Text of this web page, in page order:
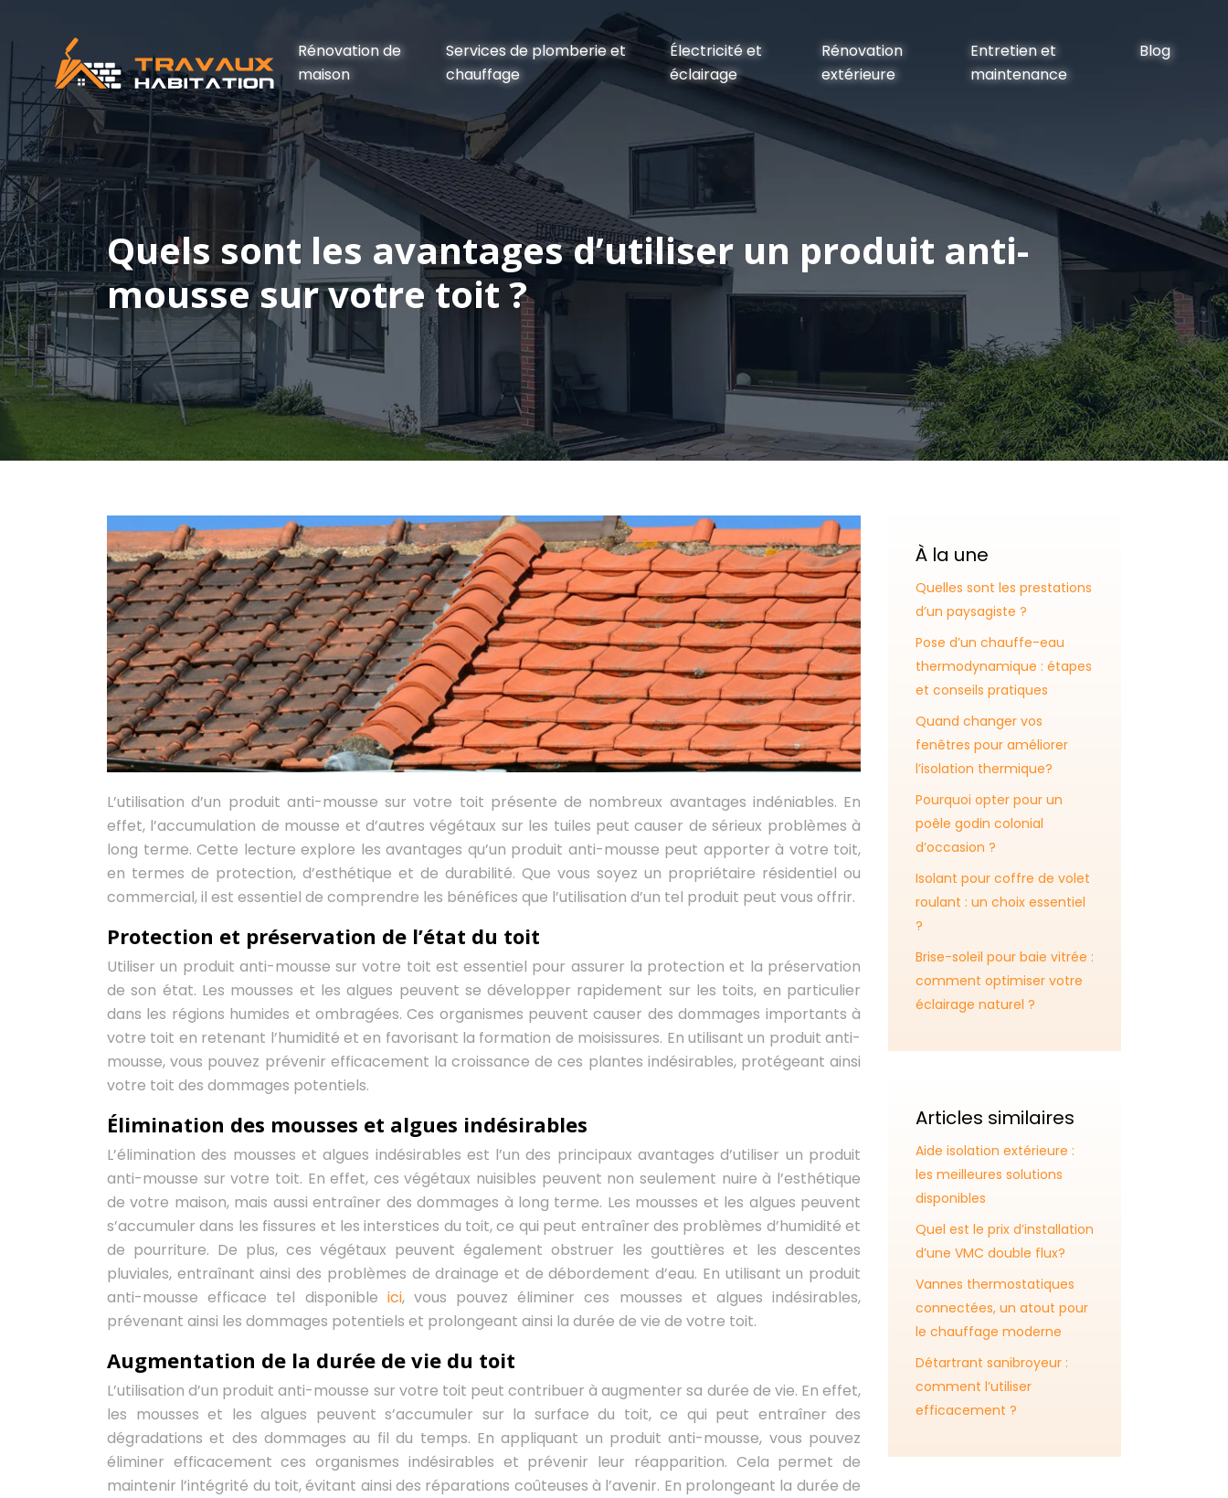
Rénovation de
maison
Services de plomberie et
chauffage
Électricité et
éclairage
Rénovation
extérieure
Entretien et
maintenance
Blog
Quels sont les avantages d’utiliser un produit anti-
mousse sur votre toit ?
L’utilisation d’un produit anti-mousse sur votre toit présente de nombreux avantages indéniables. En
effet, l’accumulation de mousse et d’autres végétaux sur les tuiles peut causer de sérieux problèmes à
long terme. Cette lecture explore les avantages qu’un produit anti-mousse peut apporter à votre toit,
en termes de protection, d’esthétique et de durabilité. Que vous soyez un propriétaire résidentiel ou
commercial, il est essentiel de comprendre les bénéfices que l’utilisation d’un tel produit peut vous offrir.
Protection et préservation de l’état du toit
Utiliser un produit anti-mousse sur votre toit est essentiel pour assurer la protection et la préservation
de son état. Les mousses et les algues peuvent se développer rapidement sur les toits, en particulier
dans les régions humides et ombragées. Ces organismes peuvent causer des dommages importants à
votre toit en retenant l’humidité et en favorisant la formation de moisissures. En utilisant un produit anti-
mousse, vous pouvez prévenir efficacement la croissance de ces plantes indésirables, protégeant ainsi
votre toit des dommages potentiels.
Élimination des mousses et algues indésirables
L’élimination des mousses et algues indésirables est l’un des principaux avantages d’utiliser un produit
anti-mousse sur votre toit. En effet, ces végétaux nuisibles peuvent non seulement nuire à l’esthétique
de votre maison, mais aussi entraîner des dommages à long terme. Les mousses et les algues peuvent
s’accumuler dans les fissures et les interstices du toit, ce qui peut entraîner des problèmes d’humidité et
de pourriture. De plus, ces végétaux peuvent également obstruer les gouttières et les descentes
pluviales, entraînant ainsi des problèmes de drainage et de débordement d’eau. En utilisant un produit
anti-mousse efficace tel disponible ici, vous pouvez éliminer ces mousses et algues indésirables,
prévenant ainsi les dommages potentiels et prolongeant ainsi la durée de vie de votre toit.
Augmentation de la durée de vie du toit
L’utilisation d’un produit anti-mousse sur votre toit peut contribuer à augmenter sa durée de vie. En effet,
les mousses et les algues peuvent s’accumuler sur la surface du toit, ce qui peut entraîner des
dégradations et des dommages au fil du temps. En appliquant un produit anti-mousse, vous pouvez
éliminer efficacement ces organismes indésirables et prévenir leur réapparition. Cela permet de
maintenir l’intégrité du toit, évitant ainsi des réparations coûteuses à l’avenir. En prolongeant la durée de
À la une
Quelles sont les prestations
d’un paysagiste ?
Pose d’un chauffe-eau
thermodynamique : étapes
et conseils pratiques
Quand changer vos
fenêtres pour améliorer
l’isolation thermique?
Pourquoi opter pour un
poêle godin colonial
d’occasion ?
Isolant pour coffre de volet
roulant : un choix essentiel
?
Brise-soleil pour baie vitrée :
comment optimiser votre
éclairage naturel ?
Articles similaires
Aide isolation extérieure :
les meilleures solutions
disponibles
Quel est le prix d’installation
d’une VMC double flux?
Vannes thermostatiques
connectées, un atout pour
le chauffage moderne
Détartrant sanibroyeur :
comment l’utiliser
efficacement ?